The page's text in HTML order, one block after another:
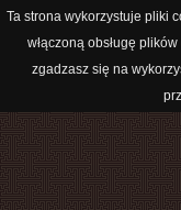
Ta strona wykorzystuje pliki
włączoną obsługę
zgadzasz się na